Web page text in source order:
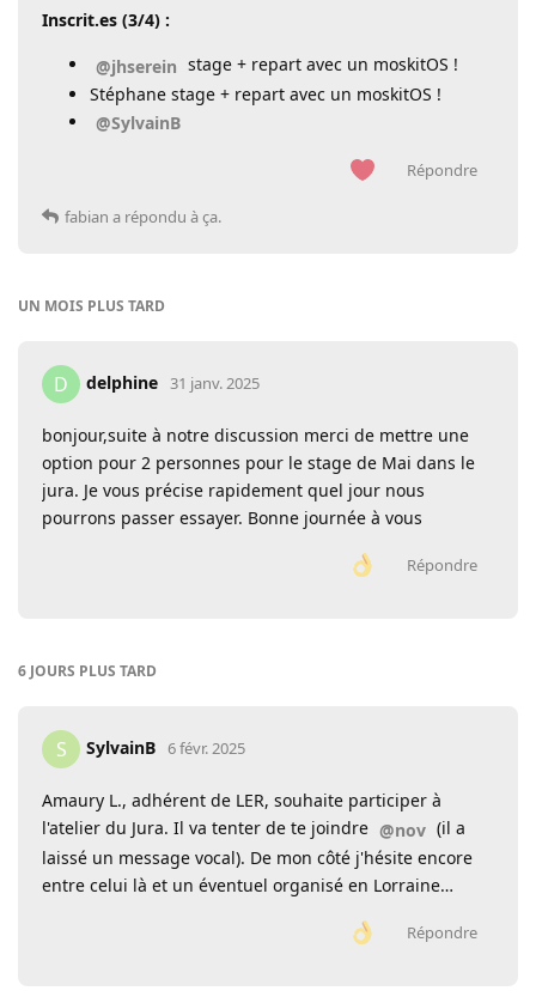
Inscrit.es (3/4) :
@jhserein stage + repart avec un moskitOS !
Stéphane stage + repart avec un moskitOS !
@SylvainB
Répondre
fabian a répondu à ça.
UN MOIS PLUS TARD
D delphine 31 janv. 2025
bonjour,suite à notre discussion merci de mettre une
option pour 2 personnes pour le stage de Mai dans le
jura. Je vous précise rapidement quel jour nous
pourrons passer essayer. Bonne journée à vous
Répondre
6 JOURS PLUS TARD
S SylvainB 6 févr. 2025
Amaury L., adhérent de LER, souhaite participer à
l'atelier du Jura. Il va tenter de te joindre @nov (il a
laissé un message vocal). De mon côté j'hésite encore
entre celui là et un éventuel organisé en Lorraine…
Répondre